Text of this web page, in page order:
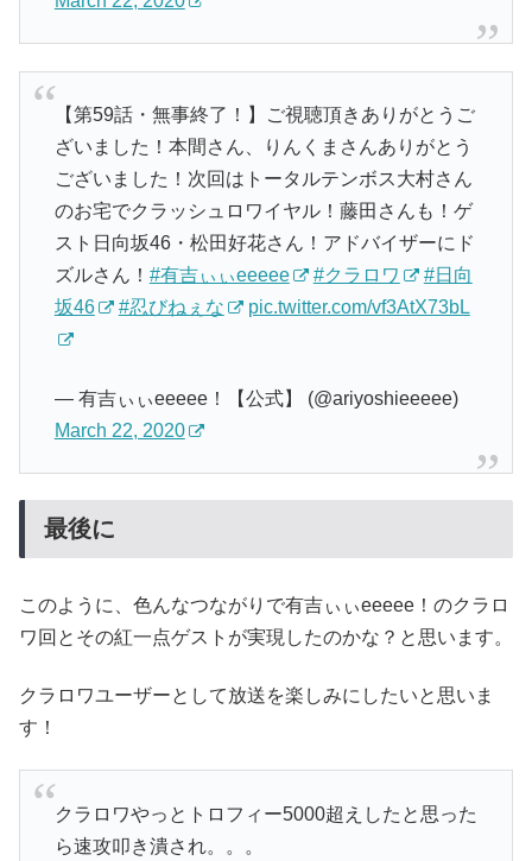
【第59話・無事終了！】ご視聴頂きありがとうご
ざいました！本間さん、りんくまさんありがとう
ございました！次回はトータルテンボス大村さん
のお宅でクラッシュロワイヤル！藤田さんも！ゲ
スト日向坂46・松田好花さん！アドバイザーにド
ズルさん！ #有吉ぃぃeeeee #クラロワ
#日向
坂46
#忍びねぇな pic.twitter.com/vf3AtX73bL
— 有吉ぃぃeeeee！【公式】 (@ariyoshieeeee)
March 22, 2020
最後に
このように、色んなつながりで有吉ぃぃeeeee！のクラロ
ワ回とその紅一点ゲストが実現したのかな？と思います。
クラロワユーザーとして放送を楽しみにしたいと思いま
す！
クラロワやっとトロフィー5000超えしたと思った
ら速攻叩き潰され。。。